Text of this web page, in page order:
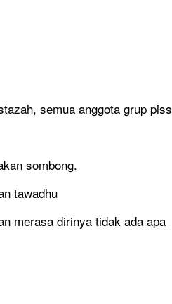
semua anggota grup piss
sombong.
tawadhu
merasa dirinya tidak ada apa